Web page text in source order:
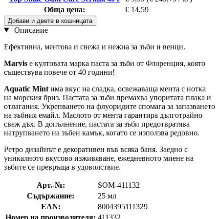
Обща цена:
€ 14,59
Добави и двете в кошницата
Описание
Ефективна, ментова и свежа и нежна за зъби и венци.
Marvis е култовата марка паста за зъби от Флоренция, която
съществува повече от 40 години!
Aquatic Mint има вкус на сладка, освежаваща мента с нотка
на морския бриз. Пастата за зъби премахва упоритата плака и
отлагания. Укрепването на флуоридите спомага за запазването
на зъбния емайл. Маслото от мента гарантира дълготрайно
свеж дъх. В допълнение, пастата за зъби предотвратява
натрупването на зъбен камък, когато се използва редовно.
Ретро дизайнът е декоративен във всяка баня. Заедно с
уникалното вкусово изживяване, ежедневното миене на
зъбите се превръща в удоволствие.
Арт.-№:
SOM-411132
Съдържание:
25 мл
EAN:
8004395111329
Номер на производителя: 411332